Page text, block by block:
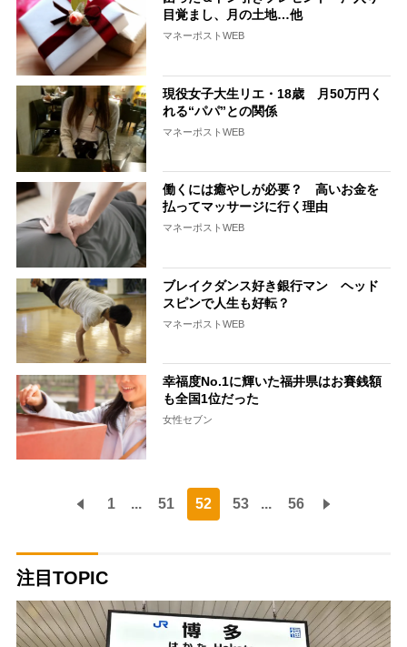
目覚まし、月の土地…他
マネーポストWEB
現役女子大生リエ・18歳 月50万円く
れる“パパ”との関係
マネーポストWEB
働くには癒やしが必要？ 高いお金を
払ってマッサージに行く理由
マネーポストWEB
ブレイクダンス好き銀行マン ヘッド
スピンで人生も好転？
マネーポストWEB
幸福度No.1に輝いた福井県はお賽銭額
も全国1位だった
女性セブン
1 ... 51 52 53 ... 56
注目TOPIC